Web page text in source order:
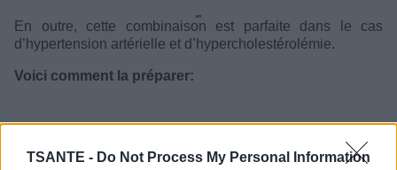
TSANTE - Do Not Process My Personal Information
En outre, cette combinaison est parfaite dans le cas
d’hypertension artérielle et d’hypercholestérolémie.
Voici comment la préparer: